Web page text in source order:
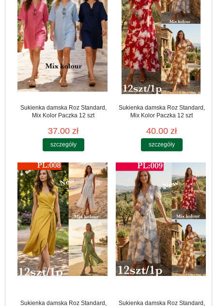
Sukienka damska Roz Standard,
Mix Kolor Paczka 12 szt
37.00 zł
szczegóły
Sukienka damska Roz Standard,
Mix Kolor Paczka 12 szt
40.00 zł
szczegóły
Sukienka damska Roz Standard, Sukienka damska Roz Standard,